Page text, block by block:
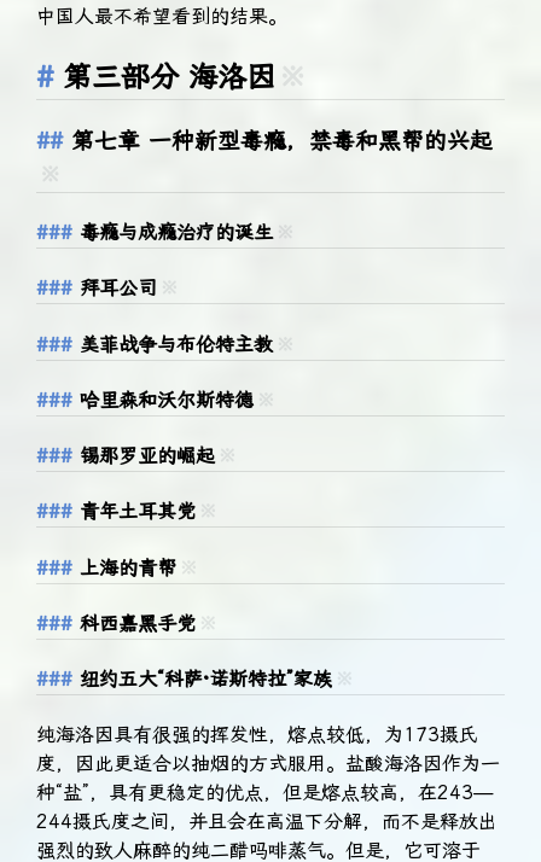
中国人最不希望看到的结果。
第三部分 海洛因
第七章 一种新型毒瘾，禁毒和黑帮的兴起
毒瘾与成瘾治疗的诞生
拜耳公司
美菲战争与布伦特主教
哈里森和沃尔斯特德
锡那罗亚的崛起
青年土耳其党
上海的青帮
科西嘉黑手党
纽约五大“科萨·诺斯特拉”家族
纯海洛因具有很强的挥发性，熔点较低，为173摄氏
度，因此更适合以抽烟的方式服用。盐酸海洛因作为一
种“盐”，具有更稳定的优点，但是熔点较高，在243—
244摄氏度之间，并且会在高温下分解，而不是释放出
强烈的致人麻醉的纯二醋吗啡蒸气。但是，它可溶于